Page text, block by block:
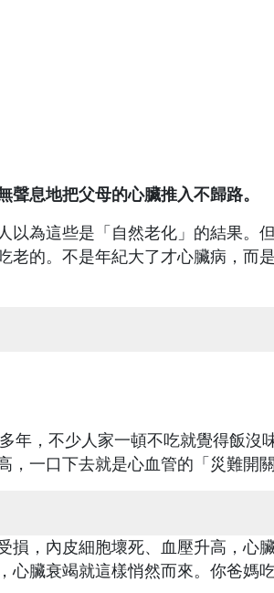
息地把父母的心臟推入不歸路。
為這些是「自然老化」的結果。
老的。不是年紀大了才心臟病，而
年，不少人家一頓不吃就覺得飯沒味
一口下去就是心血管的「災難開關
損，內皮細胞壞死、血壓升高，心
心臟衰竭就這樣悄然而來。你爸媽